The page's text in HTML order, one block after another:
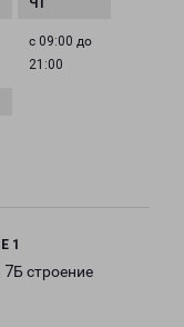
с 09:00 до
21:00
1
строение